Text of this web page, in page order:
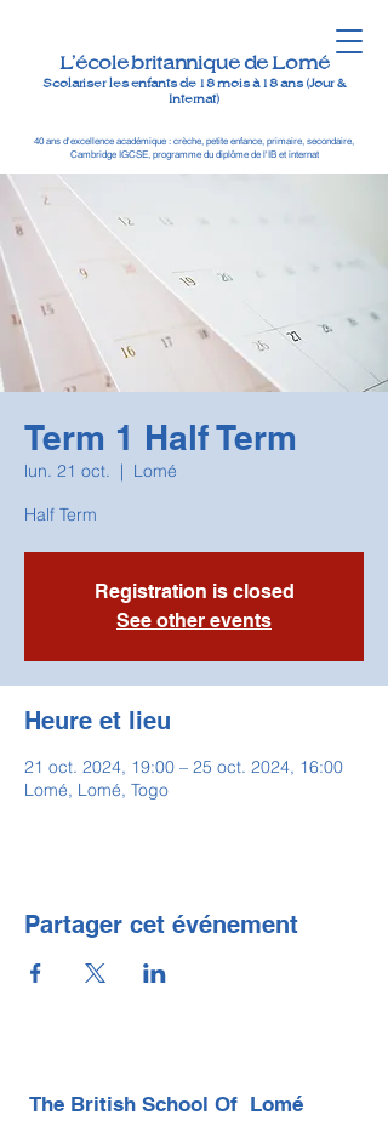
L'école britannique de Lomé
Scolariser les enfants de 18 mois à 18 ans (Jour &
Internat)
40 ans d'excellence académique : crèche, petite enfance, primaire, secondaire,
Cambridge IGCSE, programme du diplôme de l'IB et internat
Term 1 Half Term
lun. 21 oct.
  |
Lomé
Half Term
Registration is closed
See other events
Heure et lieu
21 oct. 2024, 19:00 – 25 oct. 2024, 16:00
Lomé, Lomé, Togo
Partager cet événement
The British School Of Lomé